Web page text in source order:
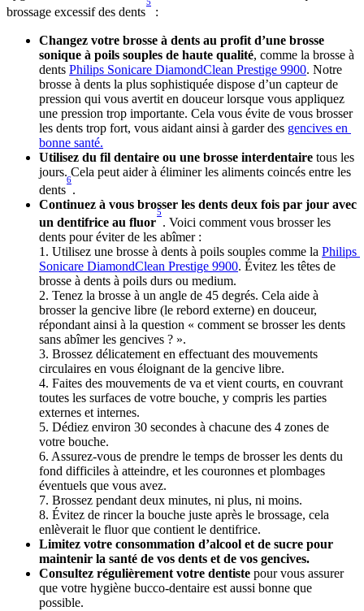
brossage excessif des dents
:
Changez votre brosse à dents au profit d’une brosse
sonique à poils souples de haute qualité, comme la brosse à
dents Philips Sonicare DiamondClean Prestige 9900. Notre
brosse à dents la plus sophistiquée dispose d’un capteur de
pression qui vous avertit en douceur lorsque vous appliquez
une pression trop importante. Cela vous évite de vous brosser
les dents trop fort, vous aidant ainsi à garder des gencives en
bonne santé.
Utilisez du fil dentaire ou une brosse interdentaire tous les
jours. Cela peut aider à éliminer les aliments coincés entre les
dents
6
.
Continuez à vous brosser les dents deux fois par jour avec
un dentifrice au fluor
5
. Voici comment vous brosser les
dents pour éviter de les abîmer :
1. Utilisez une brosse à dents à poils souples comme la Philips
Sonicare DiamondClean Prestige 9900. Évitez les têtes de
brosse à dents à poils durs ou medium.
2. Tenez la brosse à un angle de 45 degrés. Cela aide à
brosser la gencive libre (le rebord externe) en douceur,
répondant ainsi à la question « comment se brosser les dents
sans abîmer les gencives ? ».
3. Brossez délicatement en effectuant des mouvements
circulaires en vous éloignant de la gencive libre.
4. Faites des mouvements de va et vient courts, en couvrant
toutes les surfaces de votre bouche, y compris les parties
externes et internes.
5. Dédiez environ 30 secondes à chacune des 4 zones de
votre bouche.
6. Assurez-vous de prendre le temps de brosser les dents du
fond difficiles à atteindre, et les couronnes et plombages
éventuels que vous avez.
7. Brossez pendant deux minutes, ni plus, ni moins.
8. Évitez de rincer la bouche juste après le brossage, cela
enlèverait le fluor que contient le dentifrice.
Limitez votre consommation d’alcool et de sucre pour
maintenir la santé de vos dents et de vos gencives.
Consultez régulièrement votre dentiste pour vous assurer
que votre hygiène bucco-dentaire est aussi bonne que
possible.